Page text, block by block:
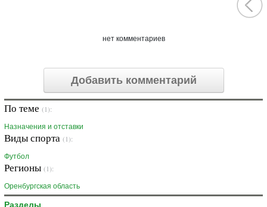
нет комментариев
Добавить комментарий
По теме (1):
Назначения и отставки
Виды спорта (1):
Футбол
Регионы (1):
Оренбургская область
Разделы